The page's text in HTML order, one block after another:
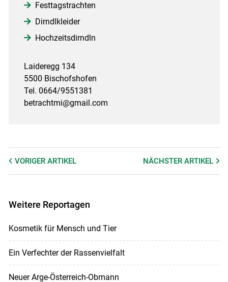
Festtagstrachten
Dirndlkleider
Hochzeitsdirndln
Laideregg 134
5500 Bischofshofen
Tel. 0664/9551381
betrachtmi@gmail.com
VORIGER ARTIKEL NÄCHSTERARTIKEL
Weitere Reportagen
Kosmetik für Mensch und Tier
Ein Verfechter der Rassenvielfalt
Neuer Arge-Österreich-Obmann